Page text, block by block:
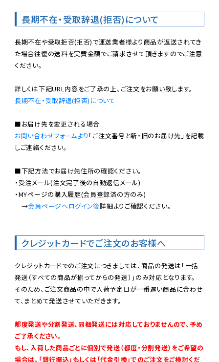
長期不在・受取辞退(拒否)について
長期不在や受取拒否(拒否)で運送業者様より商品が返送されてき
た場合往復の送料を実費金額でご請求させて頂きますのでご注意
ください。
長期不在・受取辞退(拒否)について
お問い合わせフォームより 「ご注文番号と新・旧のお届け先」を記載
しご連絡ください。
■下記方法でお届け先住所の確認ください。
・受注メール(注文完了後の自動返信メール)
・MYページの購入履歴(会員登録済の方のみ)
→会員ページへログイン後詳細よりご確認ください。
クレジットカードでご注文のお客様へ
クレジットカードでのご注文につきましては、商品の発送は「一括
発送（すべての商品が揃ってからの発送）」のみ対応となります。
そのため、ご注文商品の中で入荷予定日が一番遅い商品に合わせ
て、まとめて発送させていただきます。
都度発送や分割発送、同梱発送には対応しておりませんので、予め
ご了承ください。
もし、入荷した商品ごとに個別で発送（都度・分割発送）をご希望の
場合は、「銀行振込」もしくは「代金引換」でのご注文をご検討くだ